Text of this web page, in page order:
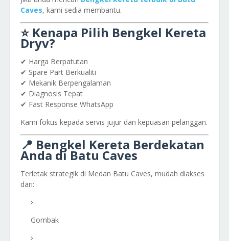
Caves, kami sedia membantu.
⭐ Kenapa Pilih Bengkel Kereta
Dryv?
✔ Harga Berpatutan
✔ Spare Part Berkualiti
✔ Mekanik Berpengalaman
✔ Diagnosis Tepat
✔ Fast Response WhatsApp
Kami fokus kepada servis jujur dan kepuasan pelanggan.
📍 Bengkel Kereta Berdekatan
Anda di Batu Caves
Terletak strategik di Medan Batu Caves, mudah diakses
dari:
Gombak